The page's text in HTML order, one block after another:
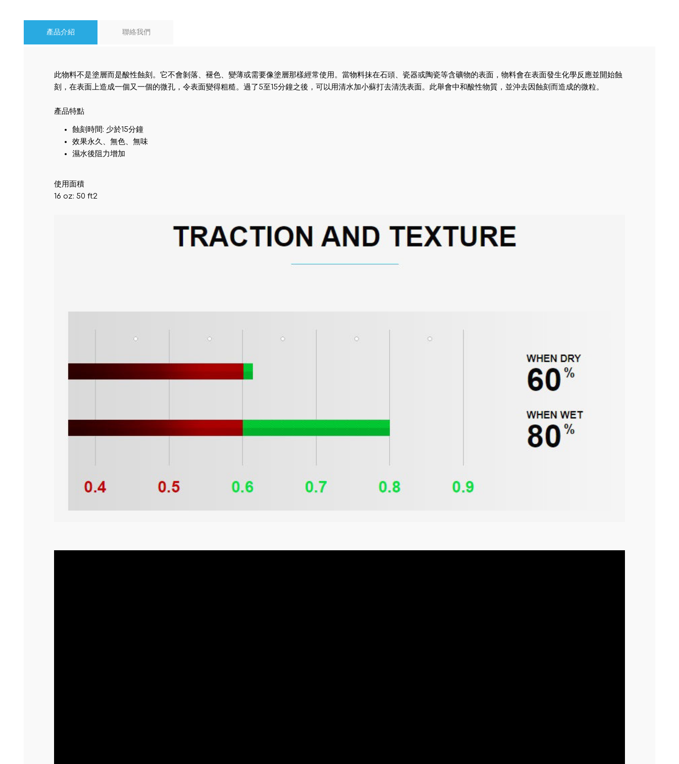
產品介紹 聯絡我們
此物料不是塗層而是酸性蝕刻。它不會剝落、褪色、變薄或需要像塗層那樣經常使用。當物料抹在石頭、瓷器或陶瓷等含礦物的表面，物料會在表面發生化學反應並開始蝕
刻，在表面上造成一個又一個的微孔，令表面變得粗糙。過了5至15分鐘之後，可以用清水加小蘇打去清洗表面。此舉會中和酸性物質，並沖去因蝕刻而造成的微粒。
產品特點
蝕刻時間: 少於15分鐘
效果永久、無色、無味
濕水後阻力增加
使用面積
16 oz: 50 ft2